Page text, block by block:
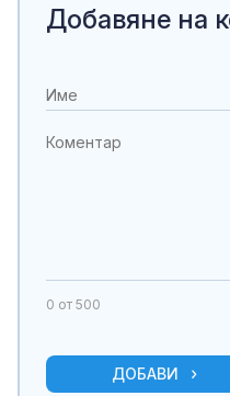
Добавяне на
0 от 500
ДОБАВИ